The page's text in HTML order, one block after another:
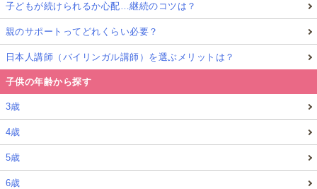
子どもが続けられるか心配…継続のコツは？
親のサポートってどれくらい必要？
日本人講師（バイリンガル講師）を選ぶメリットは？
子供の年齢から探す
3歳
4歳
5歳
6歳